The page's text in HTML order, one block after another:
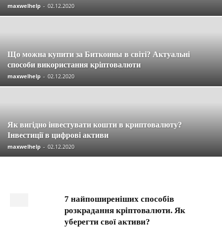
maxwelhelp - 02.12.2020
Що можна купити за Биткоины в світі? Актуальні
способи використання кріптовалюти
maxwelhelp - 02.12.2020
Як вигідно інвестувати кошти в криптовалюту?
Інвестиції в цифрові активи
maxwelhelp - 02.12.2020
7 найпоширеніших способів
розкрадання кріптовалюти. Як
уберегти свої активи?